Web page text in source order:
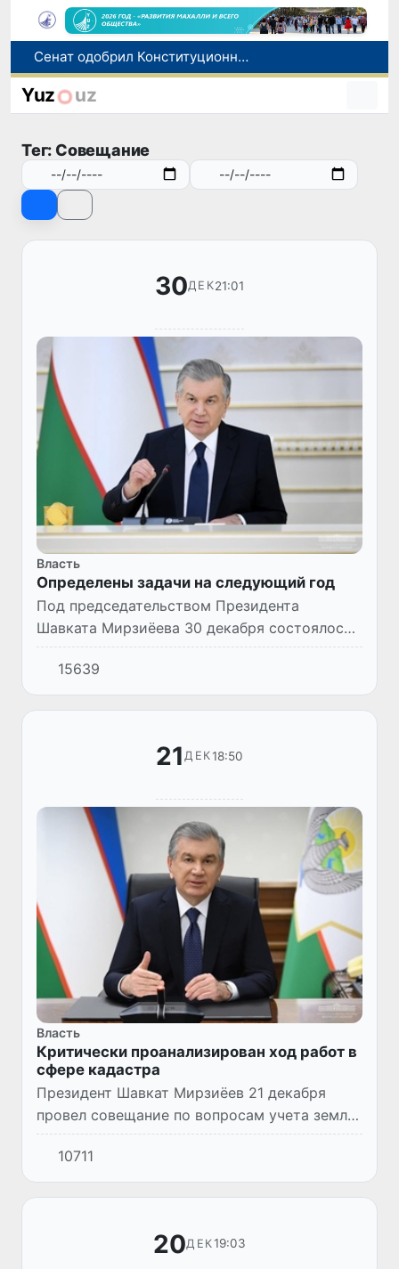
В Ташкенте задержали подозреваемых в распространении крупной партии наркотиков
В Узбекистане упростят назначение пенсий по инвалидности
Сенат одобрил Конституционный закон о правовом статусе Администрации Президента Республики Узбекистан
Yuz uz
Тег: Совещание
30ДЕК21:01
Власть
Определены задачи на следующий год
Под председательством Президента
Шавката Мирзиёева 30 декабря состоялось
видеоселекторное совещание по вопросам
обеспечения устойчивой работы отраслей
экономики и коммунальной сфер...
15639
21ДЕК18:50
Власть
Критически проанализирован ход работ в
сфере кадастра
Президент Шавкат Мирзиёев 21 декабря
провел совещание по вопросам учета земли
и формирования государственных
кадастров, внедрения в сферу цифровых
технологий.
10711
20ДЕК19:03